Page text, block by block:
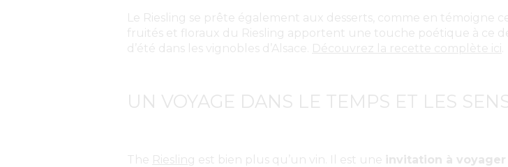
Le Riesling se prête également aux desserts, comme en témoigne
fruités et floraux du Riesling apportent une touche poétique à ce
d’été dans les vignobles d’Alsace. Découvrez la recette complète ici
UN VOYAGE DANS LE TEMPS ET LES
The Riesling est bien plus qu’un vin. Il est une invitation à voyager